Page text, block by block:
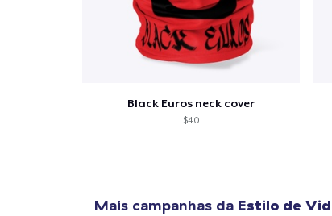
Black Euros neck cover
$40
Mais campanhas da Estilo de